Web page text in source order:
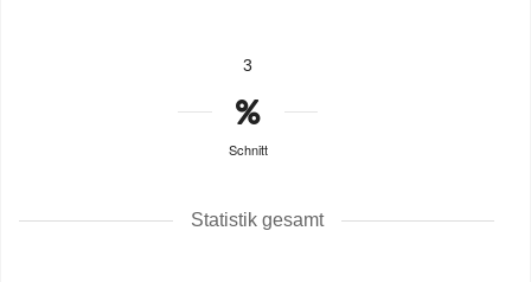
3
Schnitt
Statistik gesamt